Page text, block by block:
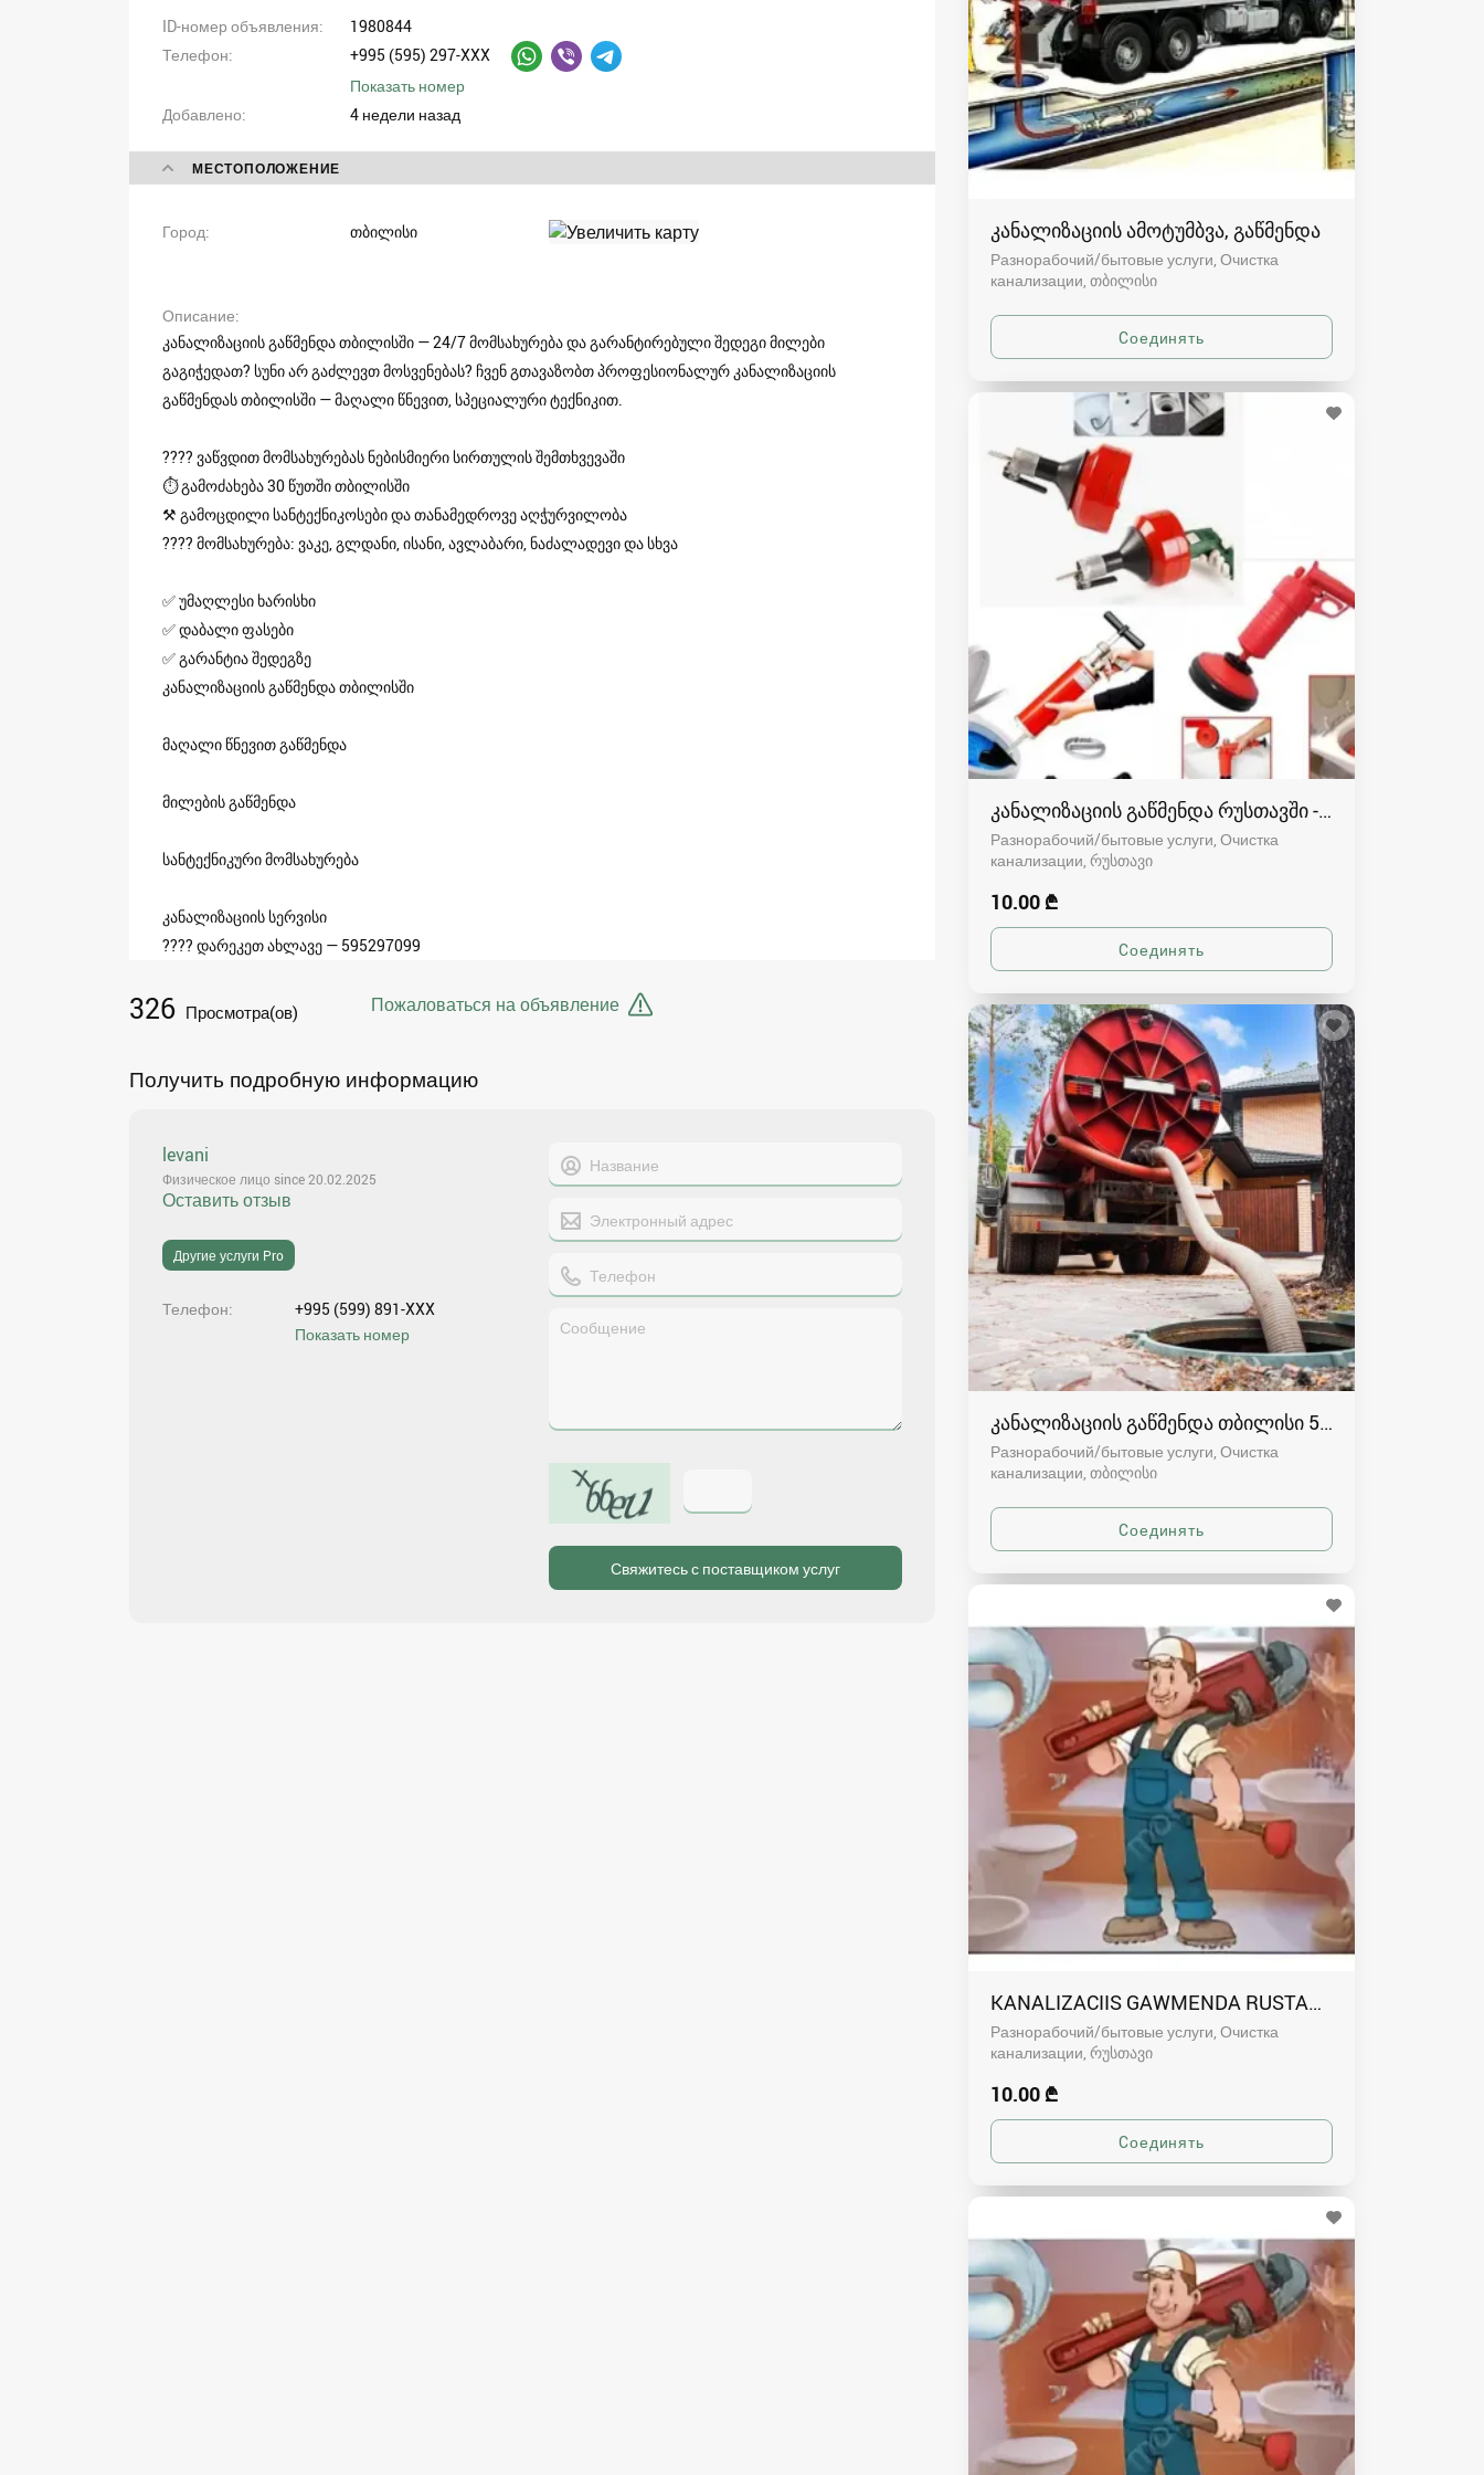
კანალიზაციის ამოტუმბვა, გაწმენდა
Разнорабочий/бытовые услуги, Очистка
канализации თბილისი
კანალიზაციის გაწმენდა რუსთავში - 591004680
Разнорабочий/бытовые услуги, Очистка
канализации რუსთავი
10.00 ₾
კანალიზაციის გაწმენდა თბილისი 557554000
Разнорабочий/бытовые услуги, Очистка
канализации თბილისი
KANALIZACIIS GAWMENDA RUSTAVSHI - 591004680
Разнорабочий/бытовые услуги, Очистка
канализации რუსთავი
10.00 ₾
ID-номер объявления
1980844
Телефон
+995 (595) 297-XXX
Показать номер
Добавлено
4 недели назад
МЕСТОПОЛОЖЕНИЕ
Город თბილისი
Описание
კანალიზაციის გაწმენდა თბილისში — 24/7 მომსახურება და გარანტირებული შედეგი მილები
გაგიჭედათ? სუნი არ გაძლევთ მოსვენებას? ჩვენ გთავაზობთ პროფესიონალურ კანალიზაციის
გაწმენდას თბილისში — მაღალი წნევით, სპეციალური ტექნიკით.
???? ვაწვდით მომსახურებას ნებისმიერი სირთულის შემთხვევაში
⏱ გამოძახება 30 წუთში თბილისში
⚒️ გამოცდილი სანტექნიკოსები და თანამედროვე აღჭურვილობა
???? მომსახურება: ვაკე, გლდანი, ისანი, ავლაბარი, ნაძალადევი და სხვა
✅ უმაღლესი ხარისხი
✅ დაბალი ფასები
✅ გარანტია შედეგზე
კანალიზაციის გაწმენდა თბილისში
მაღალი წნევით გაწმენდა
მილების გაწმენდა
სანტექნიკური მომსახურება
კანალიზაციის სერვისი
???? დარეკეთ ახლავე — 595297099
Пожаловаться на объявление
326 Просмотра(ов)
Получить подробную информацию
levani
Физическое лицо since 20.02.2025
Оставить отзыв
Другие услуги Pro
Телефон
+995 (599) 891-XXX
Показать номер